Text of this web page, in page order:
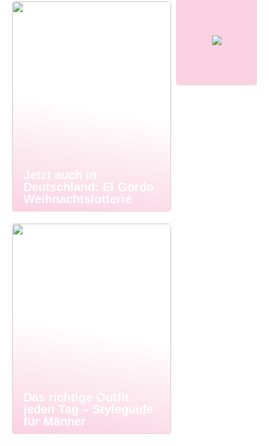
Jetzt auch in
Deutschland: El Gordo
Weihnachtslotterie
Das richtige Outfit
jeden Tag – Styleguide
für Männer